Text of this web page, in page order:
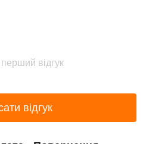
відгук
відгук